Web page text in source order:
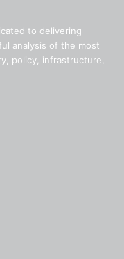
to delivering
analysis of the most
policy, infrastructure,